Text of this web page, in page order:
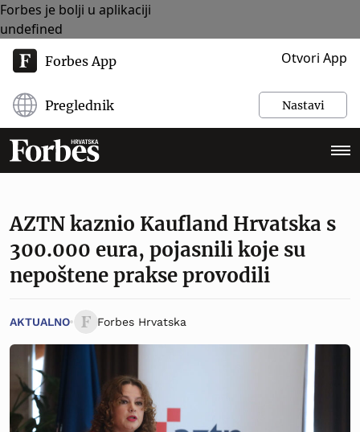
Forbes je bolji u aplikaciji
undefined
Forbes App Otvori App
Preglednik Nastavi
AZTN kaznio Kaufland Hrvatska s
300.000 eura, pojasnili koje su
nepoštene prakse provodili
AKTUALNO Forbes Hrvatska